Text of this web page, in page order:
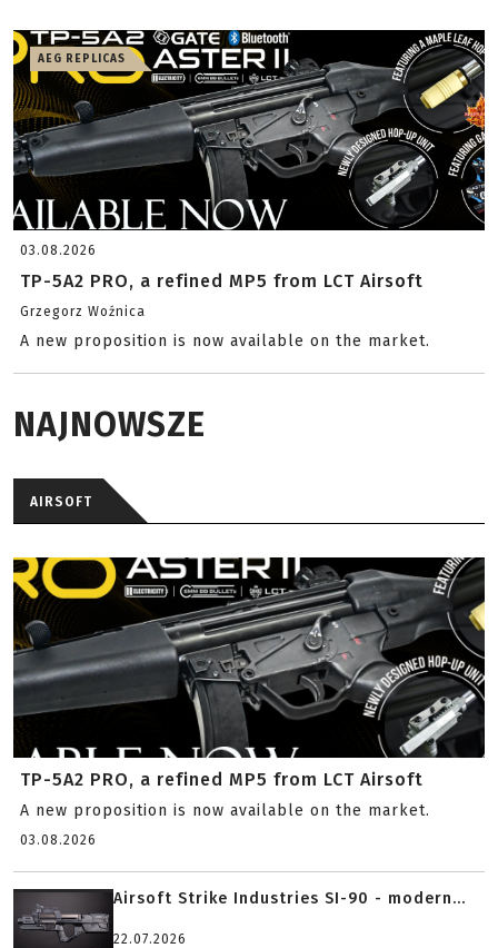
AEG REPLICAS
03.08.2026
TP-5A2 PRO, a refined MP5 from LCT Airsoft
Grzegorz Woźnica
A new proposition is now available on the market.
NAJNOWSZE
AIRSOFT
TP-5A2 PRO, a refined MP5 from LCT Airsoft
A new proposition is now available on the market.
03.08.2026
Airsoft Strike Industries SI-90 - modern...
22.07.2026